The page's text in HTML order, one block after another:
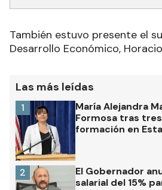
También estuvo presente el
Desarrollo Económico,
Las más leídas
María Alejandra
Formosa tras
formación en
1
El Gobernador
salarial del 15%
2